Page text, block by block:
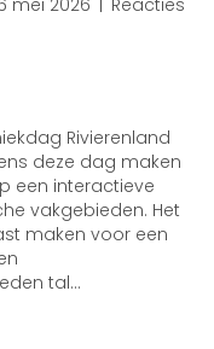
Rivierenland
deze dag maken
een interactieve
vakgebieden. Het
maken voor een
tal…